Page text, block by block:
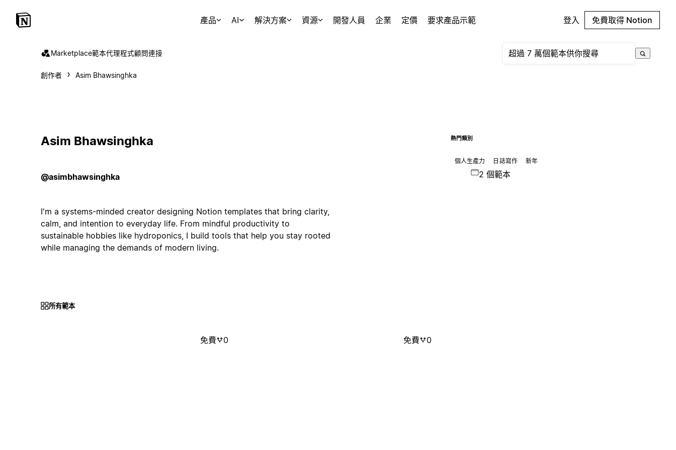
產品 AI 解決方案 資源 開發人員 企業 定價 要求產品示範 登入 免費取得 Notion
Marketplace範本代理程式顧問連接
創作者 Asim Bhawsinghka
Asim Bhawsinghka
@asimbhawsinghka
I'm a systems-minded creator designing Notion templates that bring clarity,
calm, and intention to everyday life. From mindful productivity to
sustainable hobbies like hydroponics, I build tools that help you stay rooted
while managing the demands of modern living.
熱門類別
個人生產力 日誌寫作 新年
2 個範本
所有範本
免費 0 免費 0